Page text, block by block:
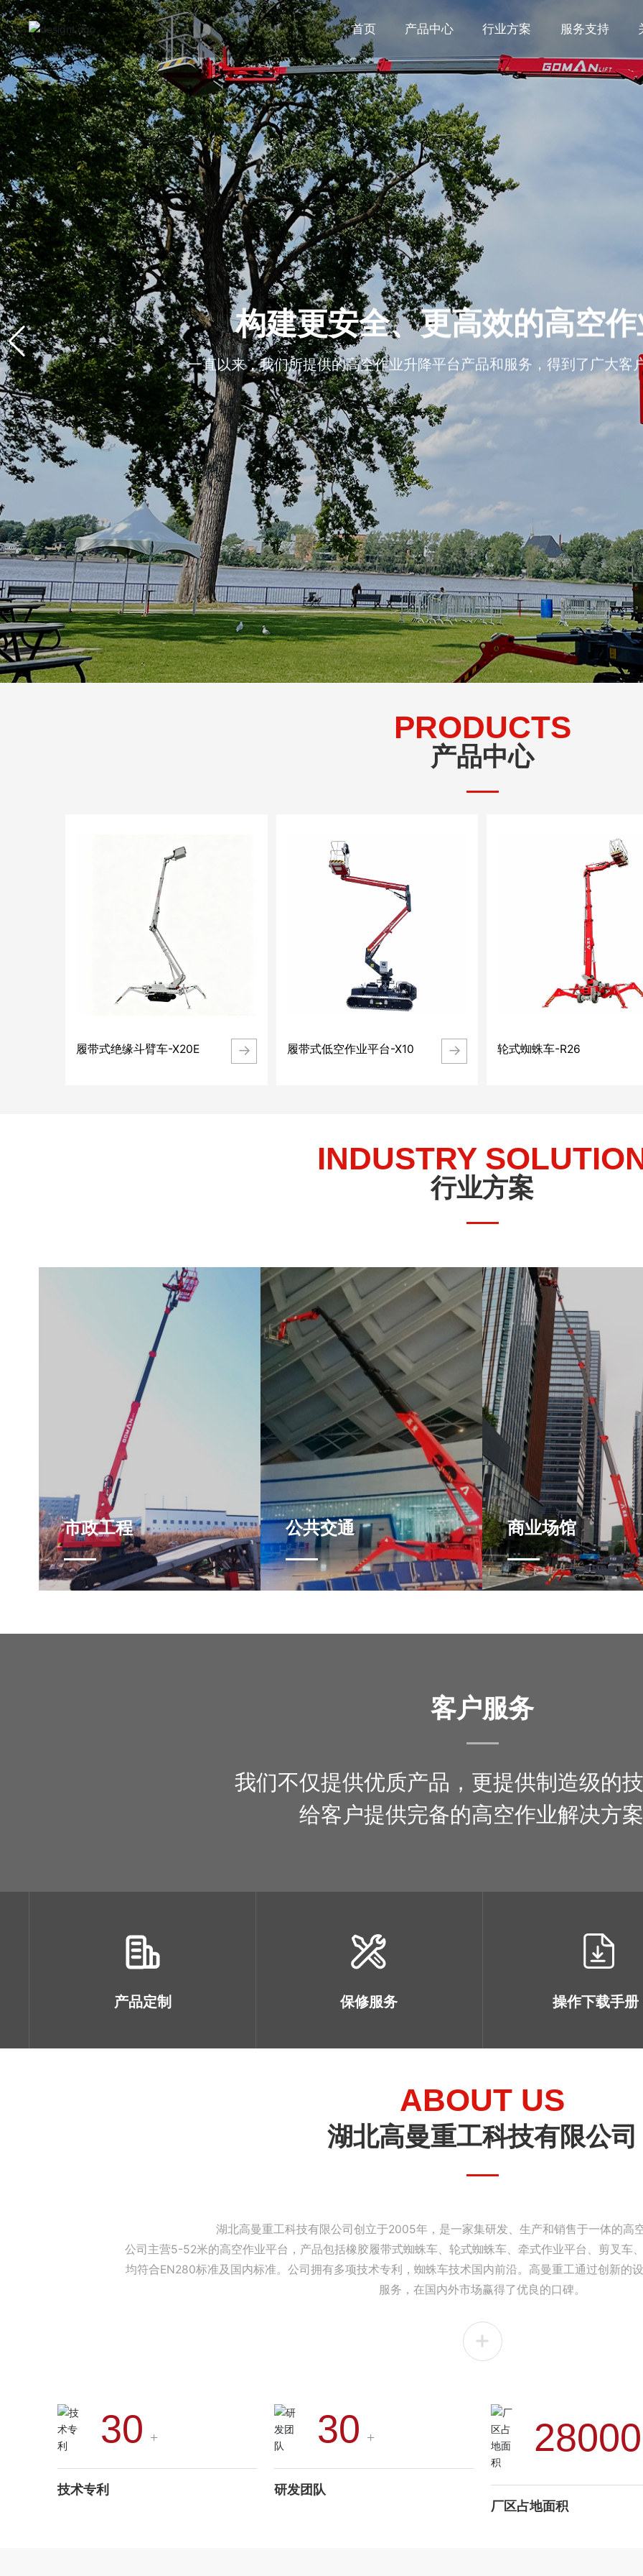
首页 产品中心 行业方案 服务支持
构建更安全、更高效的高空
一直以来，我们所提供的高空作业升降平台产品和服务，得到了广大客
PRODUCTS
产品中心
履带式绝缘斗臂车-X20E → 履带式低空作业平台-X10 → 轮式蜘蛛车-R26
INDUSTRY
行业方案
市政工程 公共交通 商业场馆
客户服务
我们不仅提供优质产品，更提供制造级的
给客户提供完备的高空作业解决方
产品定制 保修服务 操作下载手册
ABOUT US
湖北高曼重工科技有限公司
湖北高曼重工科技有限公司创立于2005年，是一家集研发、生产和销售于一体的高
公司主营5-52米的高空作业平台，产品包括橡胶履带式蜘蛛车、轮式蜘蛛车、牵式作业平台、剪叉车
均符合EN280标准及国内标准。公司拥有多项技术专利，蜘蛛车技术国内前沿。高曼重工通过创新的
服务，在国内外市场赢得了优良的口碑。
30 +
技术专利
30 +
研发团队
28000
厂区占地面积